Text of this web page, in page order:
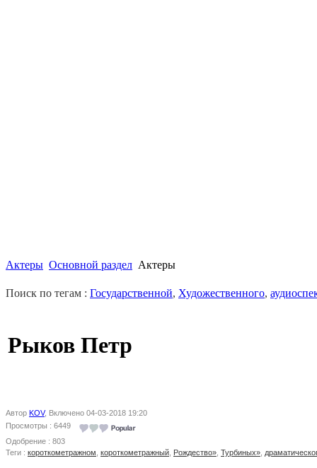
Актеры Основной раздел Актеры
Поиск по тегам : Государственной, Художественного,
Рыков Петр
Автор KOV, Включено 04-03-2018 19:20
Просмотры : 6449
Одобрение : 803
Теги : короткометражном короткометражный Рождество» Турбиных»